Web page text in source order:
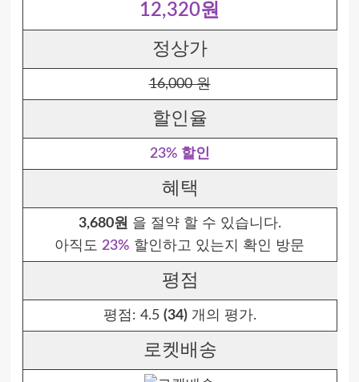
12,320원
정상가
16,000 원
할인율
23% 할인
혜택
3,680원 을 절약 할 수 있습니다.
아직도 23% 할인하고 있는지 확인 방문
평점
평점: 4.5 (34)개의 평가.
로켓배송